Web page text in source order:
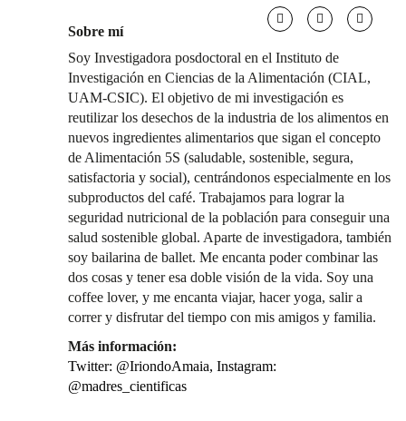
Sobre mí
Soy Investigadora posdoctoral en el Instituto de
Investigación en Ciencias de la Alimentación (CIAL,
UAM-CSIC). El objetivo de mi investigación es
reutilizar los desechos de la industria de los alimentos en
nuevos ingredientes alimentarios que sigan el concepto
de Alimentación 5S (saludable, sostenible, segura,
satisfactoria y social), centrándonos especialmente en los
subproductos del café. Trabajamos para lograr la
seguridad nutricional de la población para conseguir una
salud sostenible global. Aparte de investigadora, también
soy bailarina de ballet. Me encanta poder combinar las
dos cosas y tener esa doble visión de la vida. Soy una
coffee lover, y me encanta viajar, hacer yoga, salir a
correr y disfrutar del tiempo con mis amigos y familia.
Más información:
Twitter: @IriondoAmaia, Instagram:
@madres_cientificas